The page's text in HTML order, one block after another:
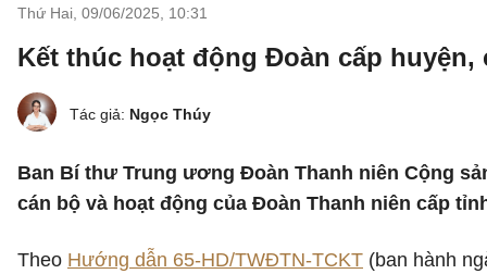
Thứ Hai, 09/06/2025 10:31
Kết thúc hoạt động Đoàn cấp
Tác giả: Ngọc Thúy
Ban Bí thư Trung ương Đoàn Thanh niên Cộng
cán bộ và hoạt động của Đoàn Thanh niên cấp
Theo Hướng dẫn 65-HD/TWĐTN-TCKT (ban hành